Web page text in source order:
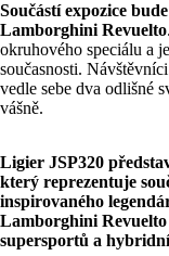
Součástí expozice
Lamborghini Revuelto
okruhového speciálu a
současnosti.
vedle sebe dva odlišné
vášně.
Ligier JSP320
který reprezentuje
inspirovaného
Lamborghini
supersportů a